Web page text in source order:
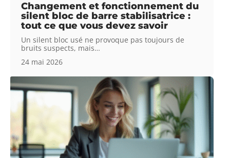
Changement et fonctionnement du
silent bloc de barre stabilisatrice :
tout ce que vous devez savoir
Un silent bloc usé ne provoque pas toujours de
bruits suspects, mais…
24 mai 2026